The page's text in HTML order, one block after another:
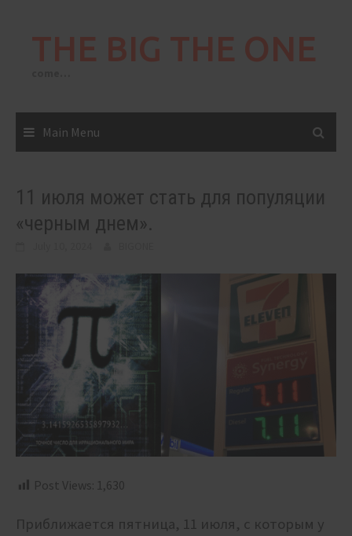
THE BIG THE ONE
Main Menu
11 июля может стать для популяции
«черным днем».
Post Views: 1,630
Приближается пятница, 11 июля, с которым у